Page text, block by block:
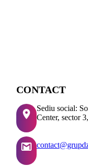
CONTACT
Sediu social:
Center, sector